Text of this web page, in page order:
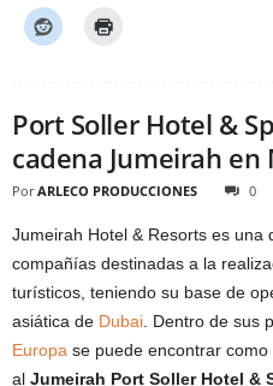
Port Soller Hotel &
cadena Jumeirah en
Por ARLECO PRODUCCIONES 0
Jumeirah Hotel & Resorts es una
compañías destinadas a la
turísticos, teniendo su base de
asiática de Dubai. Dentro de sus
Europa se puede encontrar
al Jumeirah Port Soller Hotel &